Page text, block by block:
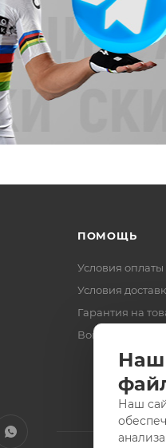
ПОМОЩЬ
Условия оплаты
Условия
Гарантия на
Вопрос-ответ
Наш
Наш